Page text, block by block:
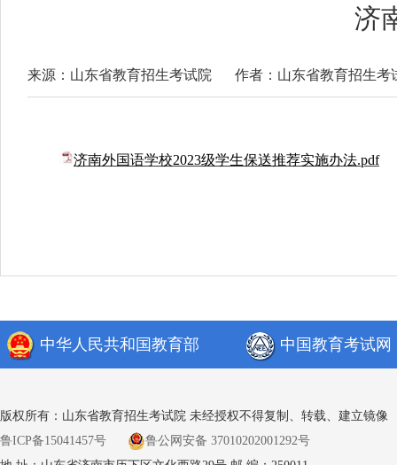
济
来源：山东省教育招生考试院 作者：山东省教育招生考
济南外国语学校2023级学生保送推荐实施办法.pdf
中华人民共和国教育部 中国教育考试网
版权所有：山东省教育招生考试院 未经授权不得复制、转载、建立镜像
鲁ICP备15041457号
鲁公网安备 37010202001292号